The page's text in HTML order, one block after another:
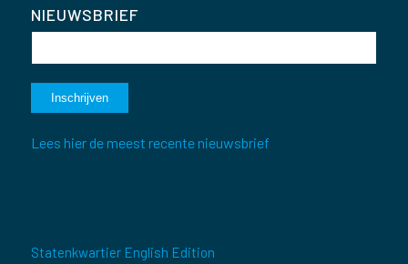
NIEUWSBRIEF
Lees hier de meest recente nieuwsbrief
Statenkwartier English Edition